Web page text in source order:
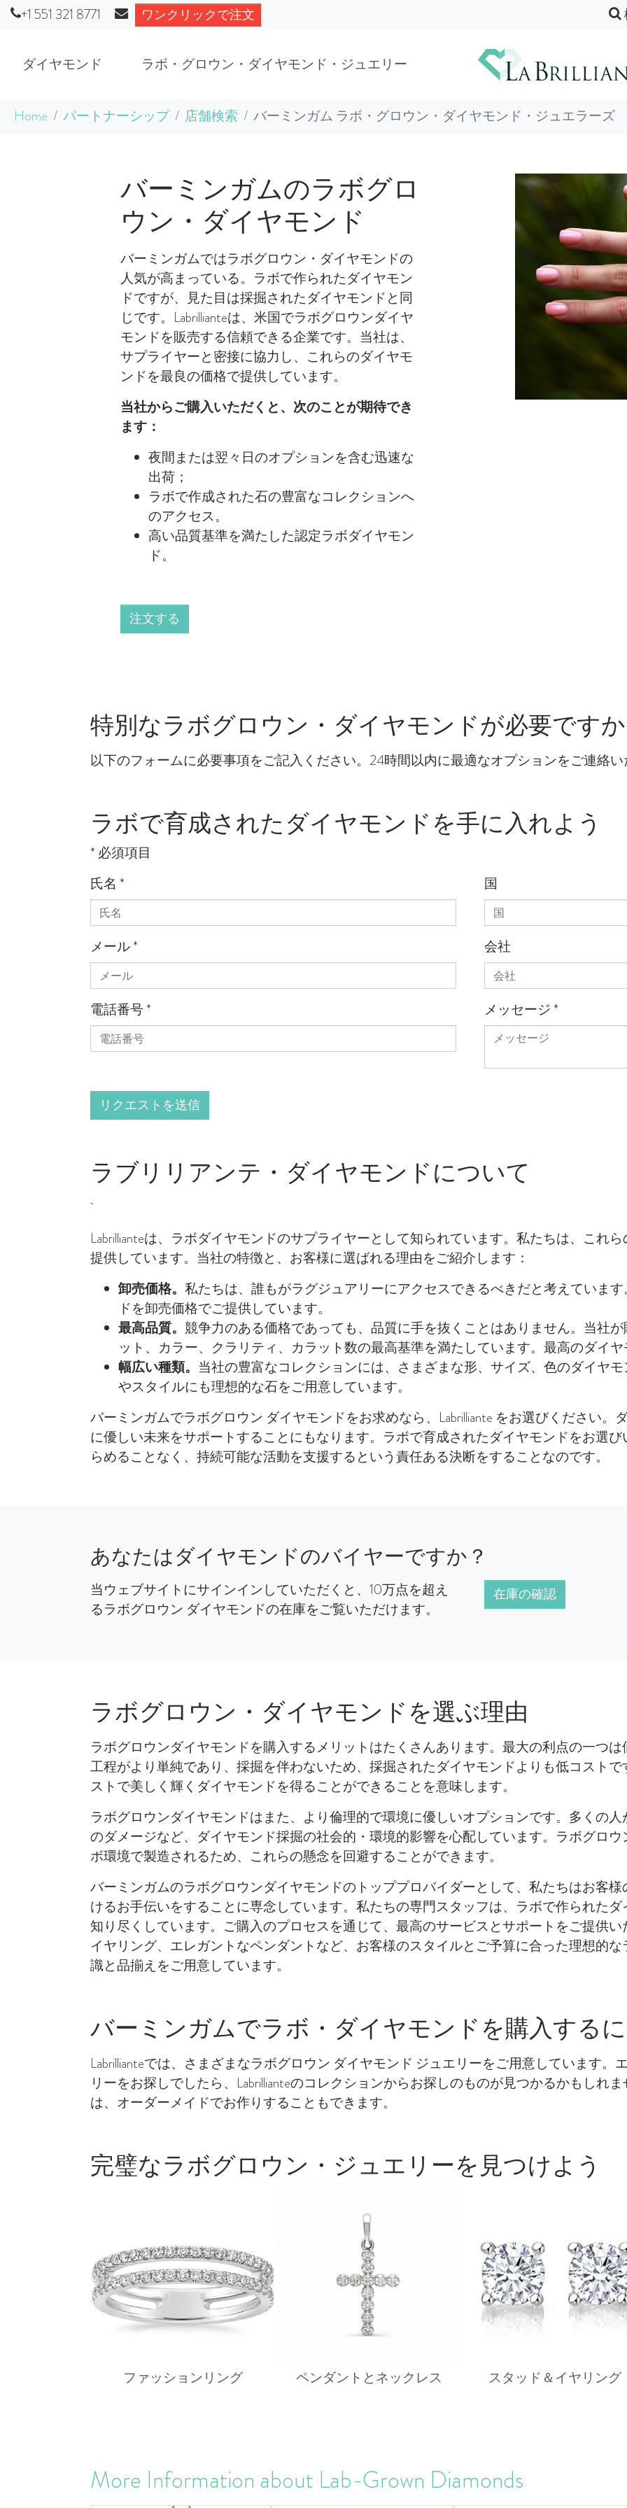
Skip to main content
+1 551 321 8771 ワンクリックで注文
ダイヤモンド ラボ・グロウン・ダイヤモンド・ジュエリー
You are here:
Home パートナーシップ 店舗検索 バーミンガム ラボ・グロウン・ダイヤモンド・ジュエラーズ
バーミンガムのラボグロ
ウン・ダイヤモンド
バーミンガムではラボグロウン・ダイヤモンドの
人気が高まっている。ラボで作られたダイヤモン
ドですが、見た目は採掘されたダイヤモンドと同
じです。Labrillianteは、米国でラボグロウンダイヤ
モンドを販売する信頼できる企業です。当社は、
サプライヤーと密接に協力し、これらのダイヤモ
ンドを最良の価格で提供しています。
当社からご購入いただくと、次のことが期待でき
ます：
夜間または翌々日のオプションを含む迅速な
出荷；
ラボで作成された石の豊富なコレクションへ
のアクセス。
高い品質基準を満たした認定ラボダイヤモン
ド。
注文する
特別なラボグロウン・ダイヤモンドが必要ですか
以下のフォームに必要事項をご記入ください。24時間以内に最適なオプションをご連絡い
ラボで育成されたダイヤモンドを手に入れよう
* 必須項目
氏名 *
メール*
電話番号*
国
会社
メッセージ *
リクエストを送信
ラブリリアンテ・ダイヤモンドについて
Labrillianteは、ラボダイヤモンドのサプライヤーとして知られています。私たちは、これ
提供しています。当社の特徴と、お客様に選ばれる理由をご紹介します：
卸売価格。 私たちは、誰もがラグジュアリーにアクセスできるべきだと考えていま
ドを卸売価格でご提供しています。
最高品質。 競争力のある価格であっても、品質に手を抜くことはありません。当社
ット、カラー、クラリティ、カラット数の最高基準を満たしています。最高のダイヤ
幅広い種類。 当社の豊富なコレクションには、さまざまな形、サイズ、色のダイヤ
やスタイルにも理想的な石をご用意しています。
バーミンガムでラボグロウン ダイヤモンドをお求めなら、Labrilliante をお選びください
に優しい未来をサポートすることにもなります。ラボで育成されたダイヤモンドをお選
らめることなく、持続可能な活動を支援するという責任ある決断をすることなのです。
あなたはダイヤモンドのバイヤーですか？
当ウェブサイトにサインインしていただくと、10万点を超え
るラボグロウン ダイヤモンドの在庫をご覧いただけます。
在庫の確認
ラボグロウン・ダイヤモンドを選ぶ理由
ラボグロウンダイヤモンドを購入するメリットはたくさんあります。最大の利点の一つ
工程がより単純であり、採掘を伴わないため、採掘されたダイヤモンドよりも低コスト
ストで美しく輝くダイヤモンドを得ることができることを意味します。
ラボグロウンダイヤモンドはまた、より倫理的で環境に優しいオプションです。多くの
のダメージなど、ダイヤモンド採掘の社会的・環境的影響を心配しています。ラボグロ
ボ環境で製造されるため、これらの懸念を回避することができます。
バーミンガムのラボグロウンダイヤモンドのトッププロバイダーとして、私たちはお客
けるお手伝いをすることに専念しています。私たちの専門スタッフは、ラボで作られた
知り尽くしています。ご購入のプロセスを通じて、最高のサービスとサポートをご提供
イヤリング、エレガントなペンダントなど、お客様のスタイルとご予算に合った理想的
識と品揃えをご用意しています。
バーミンガムでラボ・ダイヤモンドを購入する
Labrillianteでは、さまざまなラボグロウン ダイヤモンド ジュエリーをご用意しています
リーをお探しでしたら、Labrillianteのコレクションからお探しのものが見つかるかもしれ
は、オーダーメイドでお作りすることもできます。
ファッションリング ペンダントとネックレス スタッド＆イヤリング
完璧なラボグロウン・ジュエリーを見つけよう
More Information about Lab-Grown Diamonds